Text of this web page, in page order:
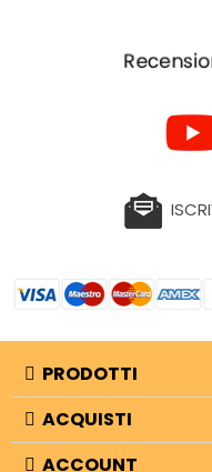
PRODOTTI
ACQUISTI
ACCOUNT